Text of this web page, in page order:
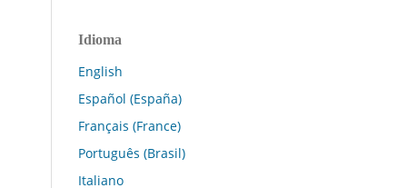
Idioma
English
Español (España)
Français (France)
Português (Brasil)
Italiano